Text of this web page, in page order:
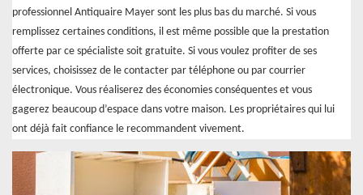
professionnel Antiquaire Mayer sont les plus bas du marché. Si vous
remplissez certaines conditions, il est même possible que la prestation
offerte par ce spécialiste soit gratuite. Si vous voulez profiter de ses
services, choisissez de le contacter par téléphone ou par courrier
électronique. Vous réaliserez des économies conséquentes et vous
gagerez beaucoup d’espace dans votre maison. Les propriétaires qui lui
ont déjà fait confiance le recommandent vivement.